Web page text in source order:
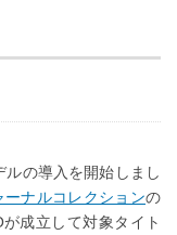
の導入を開始しまし
ーナルコレクションの
成立して対象タイト